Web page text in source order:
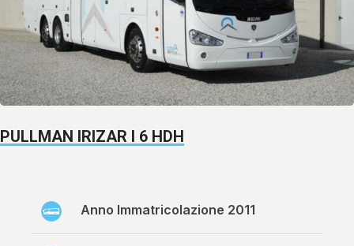
PULLMAN IRIZAR I 6 HDH
Anno Immatricolazione 2011